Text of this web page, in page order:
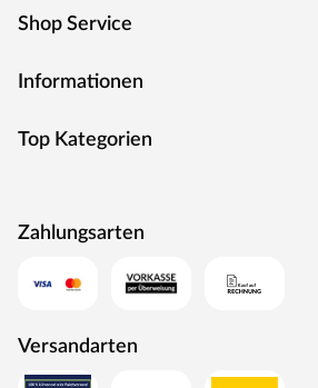
Shop Service
Informationen
Top Kategorien
Zahlungsarten
Versandarten